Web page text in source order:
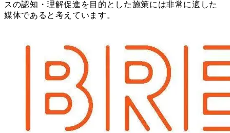
スの認知・理解促進を目的とした施策には非常に適した
媒体であると考えています。